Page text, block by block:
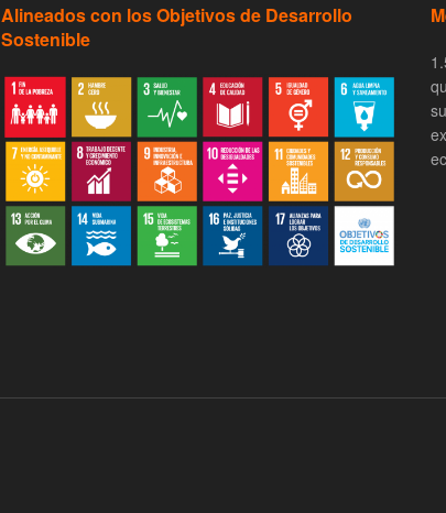
Alineados con los Objetivos de Desarrollo
Sostenible